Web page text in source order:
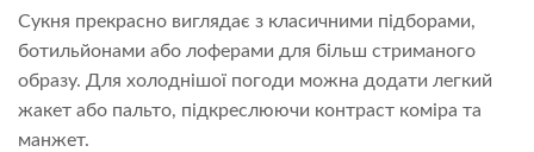
Сукня прекрасно виглядає з класичними підборами,
ботильйонами або лоферами для більш стриманого
образу. Для холоднішої погоди можна додати легкий
жакет або пальто, підкреслюючи контраст коміра та
манжет.